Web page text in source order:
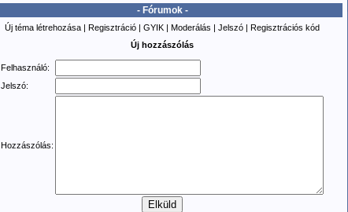
- Fórumok -
Új téma létrehozása | Regisztráció | GYIK | Moderálás | Jelszó | Regisztrációs kód
Új hozzászólás
Felhasználó:
Jelszó:
Hozzászólás: